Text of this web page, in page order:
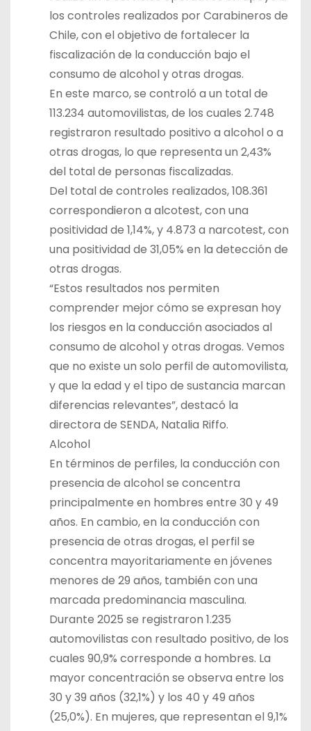
los controles realizados por Carabineros de
Chile, con el objetivo de fortalecer la
fiscalización de la conducción bajo el
consumo de alcohol y otras drogas.
En este marco, se controló a un total de
113.234 automovilistas, de los cuales 2.748
registraron resultado positivo a alcohol o a
otras drogas, lo que representa un 2,43%
del total de personas fiscalizadas.
Del total de controles realizados, 108.361
correspondieron a alcotest, con una
positividad de 1,14%, y 4.873 a narcotest, con
una positividad de 31,05% en la detección de
otras drogas.
“Estos resultados nos permiten
comprender mejor cómo se expresan hoy
los riesgos en la conducción asociados al
consumo de alcohol y otras drogas. Vemos
que no existe un solo perfil de automovilista,
y que la edad y el tipo de sustancia marcan
diferencias relevantes”, destacó la
directora de SENDA, Natalia Riffo.
Alcohol
En términos de perfiles, la conducción con
presencia de alcohol se concentra
principalmente en hombres entre 30 y 49
años. En cambio, en la conducción con
presencia de otras drogas, el perfil se
concentra mayoritariamente en jóvenes
menores de 29 años, también con una
marcada predominancia masculina.
Durante 2025 se registraron 1.235
automovilistas con resultado positivo, de los
cuales 90,9% corresponde a hombres. La
mayor concentración se observa entre los
30 y 39 años (32,1%) y los 40 y 49 años
(25,0%). En mujeres, que representan el 9,1%